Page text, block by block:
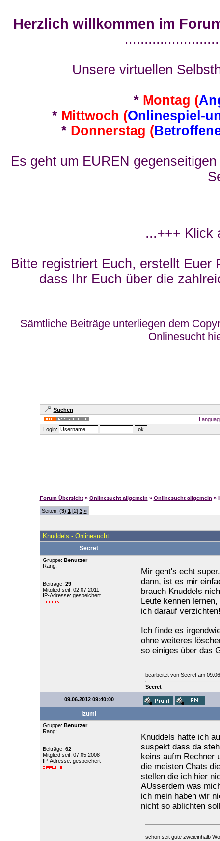
Herzlich willkommen im
Unsere virtuellen
* Montag (
* Mittwoch (Onlinespiel-
* Donnerstag (
Es geht um EUREN
...+++ Klick
Bitte registriert Euch, erstellt Euer
dass Ihr Euch über die
Sämtliche Beiträge unterliegen dem
Onlinesucht
Suchen
Login:
Forum Übersicht » Onlinesucht allgemein » Onlinesucht allgemein »
Seiten: (3) 1 [2] 3 »
Knuddels - Onlinesucht
Secret
Gruppe: Benutzer
Rang:
Beiträge: 29
Mitglied seit: 02.07.2011
IP-Adresse: gespeichert
Mir geht's echt
dann, ist es mir
brauch Knuddels
Leute kennen
ich darauf verzichten!
Ich finde es
ohne weiteres
so einiges über das
bearbeitet von Secret am
Secret
09.06.2012 09:40:00
Izumi
Gruppe: Benutzer
Rang:
Beiträge: 62
Mitglied seit: 07.05.2008
IP-Adresse: gespeichert
Knuddels hatte ich
suspekt dass da
keins aufm Rechner
die meisten Chats
stellen die ich hier
AUsserdem was
ich mein haben wir
nicht so ablichten
---
schon seit gute zweieinhalb